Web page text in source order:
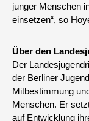
junger Menschen
einsetzen“, so
Über den
Der
der Berliner
Mitbestimmung
Menschen. Er
auf Entwicklung